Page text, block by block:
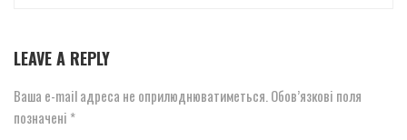
LEAVE A REPLY
Ваша e-mail адреса не оприлюднюватиметься. Обов’язкові поля
позначені *